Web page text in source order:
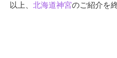
以上、 北海道神宮のご紹介を